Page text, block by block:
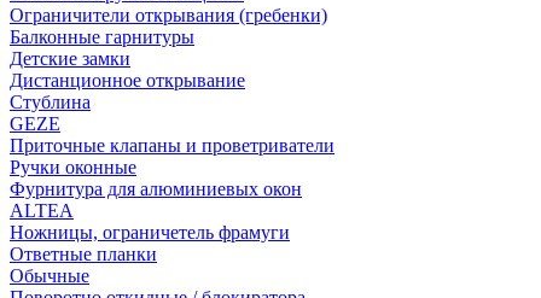
Ограничители открывания (гребенки)
Балконные гарнитуры
Детские замки
Дистанционное открывание
Стублина
GEZE
Приточные клапаны и проветриватели
Ручки оконные
Фурнитура для алюминиевых окон
ALTEA
Ножницы, ограничетель фрамуги
Ответные планки
Обычные